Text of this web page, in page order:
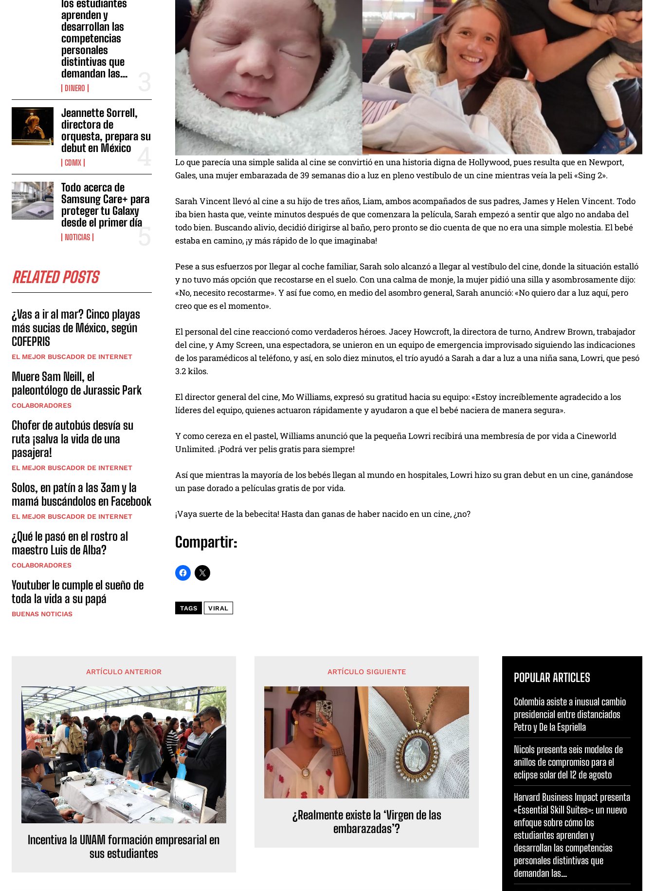
los estudiantes
aprenden y
desarrollan las
competencias
personales
distintivas que
demandan las...
DINERO
Jeannette Sorrell,
directora de
orquesta, prepara su
debut en México
CDMX
Todo acerca de
Samsung Care+ para
proteger tu Galaxy
desde el primer día
NOTICIAS
RELATED POSTS
¿Vas a ir al mar? Cinco playas
más sucias de México, según
COFEPRIS
EL MEJOR BUSCADOR DE INTERNET
Muere Sam Neill, el
paleontólogo de Jurassic Park
COLABORADORES
Chofer de autobús desvía su
ruta ¡salva la vida de una
pasajera!
EL MEJOR BUSCADOR DE INTERNET
Solos, en patín a las 3am y la
mamá buscándolos en Facebook
EL MEJOR BUSCADOR DE INTERNET
¿Qué le pasó en el rostro al
maestro Luis de Alba?
COLABORADORES
Youtuber le cumple el sueño de
toda la vida a su papá
BUENAS NOTICIAS
Lo que parecía una simple salida al cine se convirtió en una historia digna de Hollywood, pues resulta que en Newport,
Gales, una mujer embarazada de 39 semanas dio a luz en pleno vestíbulo de un cine mientras veía la peli «Sing 2».
Sarah Vincent llevó al cine a su hijo de tres años, Liam, ambos acompañados de sus padres, James y Helen Vincent. Todo
iba bien hasta que, veinte minutos después de que comenzara la película, Sarah empezó a sentir que algo no andaba del
todo bien. Buscando alivio, decidió dirigirse al baño, pero pronto se dio cuenta de que no era una simple molestia. El bebé
estaba en camino, ¡y más rápido de lo que imaginaba!
Pese a sus esfuerzos por llegar al coche familiar, Sarah solo alcanzó a llegar al vestíbulo del cine, donde la situación estalló
y no tuvo más opción que recostarse en el suelo. Con una calma de monje, la mujer pidió una silla y asombrosamente dijo:
«No, necesito recostarme». Y así fue como, en medio del asombro general, Sarah anunció: «No quiero dar a luz aquí, pero
creo que es el momento».
El personal del cine reaccionó como verdaderos héroes. Jacey Howcroft, la directora de turno, Andrew Brown, trabajador
del cine, y Amy Screen, una espectadora, se unieron en un equipo de emergencia improvisado siguiendo las indicaciones
de los paramédicos al teléfono, y así, en solo diez minutos, el trío ayudó a Sarah a dar a luz a una niña sana, Lowri, que pesó
3.2 kilos.
El director general del cine, Mo Williams, expresó su gratitud hacia su equipo: «Estoy increíblemente agradecido a los
líderes del equipo, quienes actuaron rápidamente y ayudaron a que el bebé naciera de manera segura».
Y como cereza en el pastel, Williams anunció que la pequeña Lowri recibirá una membresía de por vida a Cineworld
Unlimited. ¡Podrá ver pelis gratis para siempre!
Así que mientras la mayoría de los bebés llegan al mundo en hospitales, Lowri hizo su gran debut en un cine, ganándose
un pase dorado a películas gratis de por vida.
¡Vaya suerte de la bebecita! Hasta dan ganas de haber nacido en un cine, ¿no?
Compartir:
TAGS VIRAL
ARTÍCULO ANTERIOR
Incentiva la UNAM formación empresarial en
sus estudiantes
ARTÍCULO SIGUIENTE
¿Realmente existe la ‘Virgen de las
embarazadas’?
POPULAR ARTICLES
Colombia asiste a inusual cambio
presidencial entre distanciados
Petro y De la Espriella
Nicols presenta seis modelos de
anillos de compromiso para el
eclipse solar del 12 de agosto
Harvard Business Impact presenta
«Essential Skill Suites»: un nuevo
enfoque sobre cómo los
estudiantes aprenden y
desarrollan las competencias
personales distintivas que
demandan las...